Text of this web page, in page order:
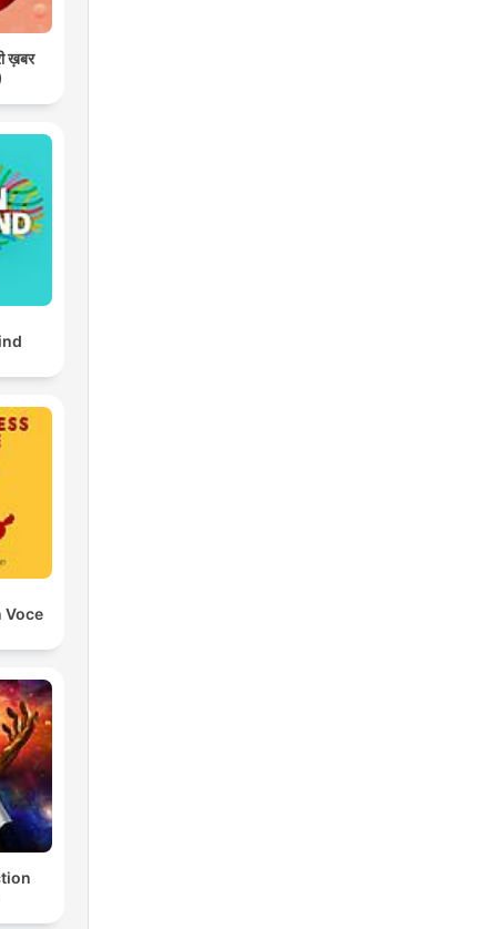
ख़बर
Voce